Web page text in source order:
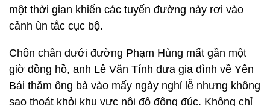
một thời gian khiến các tuyến đường này rơi vào
cảnh ùn tắc cục bộ.
Chôn chân dưới đường Phạm Hùng mất gần một
giờ đồng hồ, anh Lê Văn Tính đưa gia đình về Yên
Bái thăm ông bà vào mấy ngày nghỉ lễ nhưng không
sao thoát khỏi khu vực nội đô đông đúc. Không chỉ